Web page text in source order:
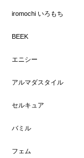
iromochi いろもち
BEEK
エニシー
アルマダスタイル
セルキュア
バミル
フェム